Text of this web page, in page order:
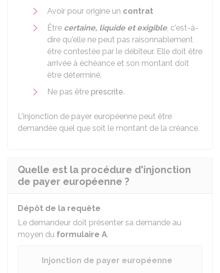
Avoir pour origine un contrat
Être certaine, liquide et exigible, c'est-à-
dire qu'elle ne peut pas raisonnablement
être contestée par le débiteur. Elle doit être
arrivée à échéance et son montant doit
être déterminé.
Ne pas être prescrite.
L'injonction de payer européenne peut être
demandée quel que soit le montant de la créance.
Quelle est la procédure d'injonction
de payer européenne ?
Dépôt de la requête
Le demandeur doit présenter sa demande au
moyen du formulaire A.
Injonction de payer européenne